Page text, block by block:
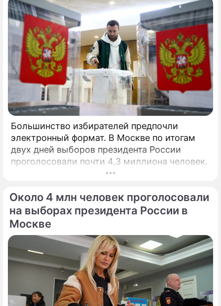
Большинство избирателей предпочли
электронный формат. В Москве по итогам
двух дней выборов президента России
проголосовали почти 4,3 миллиона человек.
Около 4 млн человек проголосовали
на выборах президента России в
Москве